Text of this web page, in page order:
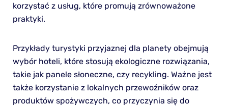
korzystać z usług, które promują zrównoważone
praktyki.
Przykłady turystyki przyjaznej dla planety obejmują
wybór hoteli, które stosują ekologiczne rozwiązania,
takie jak panele słoneczne, czy recykling. Ważne jest
także korzystanie z lokalnych przewoźników oraz
produktów spożywczych, co przyczynia się do